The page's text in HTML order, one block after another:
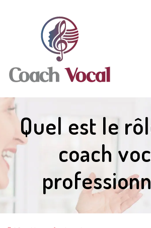
Quel est le
coach